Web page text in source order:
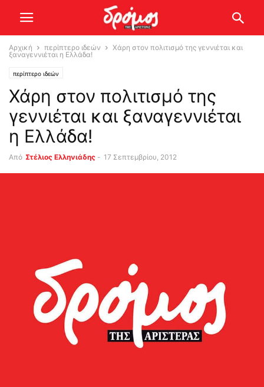
Αρχική περίπτερο ιδεών
Χάρη στον πολιτισμό της γεννιέται και
ξαναγεννιέται η Ελλάδα!
περίπτερο ιδεών
Χάρη στον πολιτισμό της
γεννιέται και ξαναγεννιέται
η Ελλάδα!
Από Στέλιος Ελληνιάδης - 17 Σεπτεμβρίου, 2012